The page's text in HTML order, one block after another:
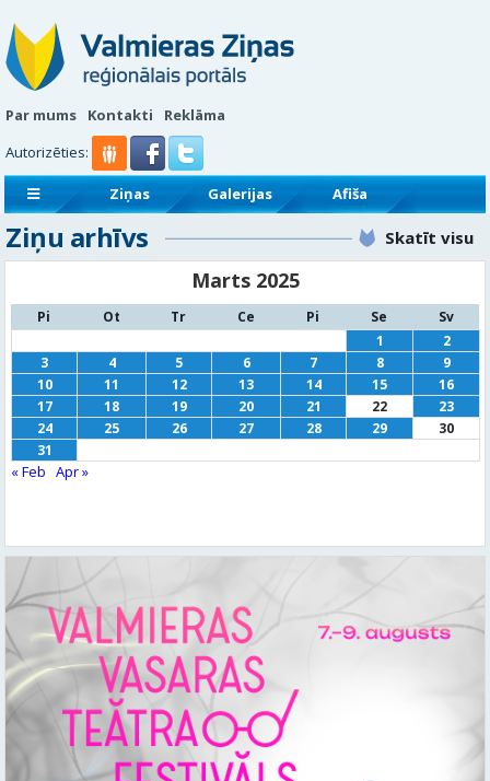
Par mums Kontakti
Reklāma
Autorizēties:
Ziņas Galerijas
Afiša
Sludinājumi
Reklāmraksti
Ziņu arhīvs Skatīt visu
Marts 2025
Pi Ot Tr Ce Pi Se
Sv
1
2
3
4 5 6 7 8
9
10
11 12 13 14 15
16
17
18 19 20 21 22
23
24
25 26 27 28 29
30
31
« Feb Apr »